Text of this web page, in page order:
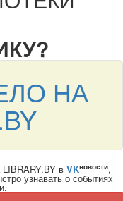
НА
в VKновости,
узнавать о событиях